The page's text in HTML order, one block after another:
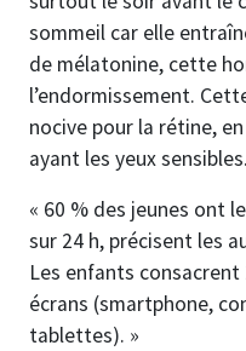
sommeil car elle
de mélatonine, cette
l’endormissement.
nocive pour la rétine,
ayant les yeux sensibles.
« 60 % des jeunes ont
sur 24 h, précisent les
Les enfants consacrent
écrans (smartphone,
tablettes). »